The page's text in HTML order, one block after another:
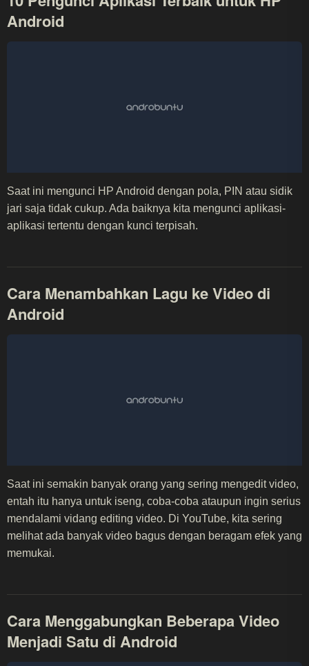
Android
Saat ini mengunci HP Android dengan pola, PIN atau sidik
jari saja tidak cukup. Ada baiknya kita mengunci aplikasi-
aplikasi tertentu dengan kunci terpisah.
Cara Menambahkan Lagu ke Video di
Android
Saat ini semakin banyak orang yang sering mengedit video,
entah itu hanya untuk iseng, coba-coba ataupun ingin serius
mendalami vidang editing video. Di YouTube, kita sering
melihat ada banyak video bagus dengan beragam efek yang
memukai.
Cara Menggabungkan Beberapa Video
Menjadi Satu di Android